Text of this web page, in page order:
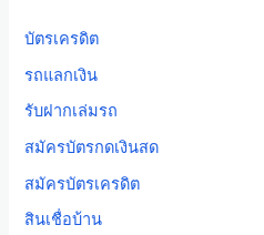
บัตรเครดิต
รถแลกเงิน
รับฝากเล่มรถ
สมัครบัตรกดเงินสด
สมัครบัตรเครดิต
สินเชื่อบ้าน